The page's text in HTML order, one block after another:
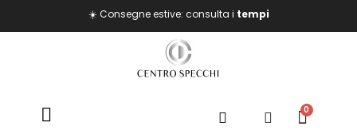
☀️ Consegne estive: consulta i tempi